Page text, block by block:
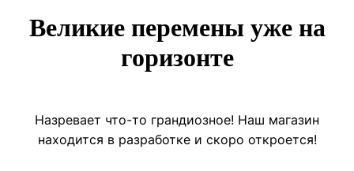
Великие перемены уже на
горизонте
Назревает что-то грандиозное! Наш магазин
находится в разработке и скоро откроется!